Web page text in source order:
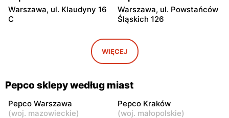
Warszawa, ul. Klaudyny 16
C
Warszawa, ul. Powstańców
Śląskich 126
Warszawa, ul. Wrocławska
Pepco
Warszawa, ul. Świetlików 8
Pepco
Warszawa, ul. Rembielińska
20
Pepco
11
WIĘCEJ
Pepco sklepy według miast
Pepco Warszawa
(woj. mazowieckie)
Pepco Kraków
(woj. małopolskie)